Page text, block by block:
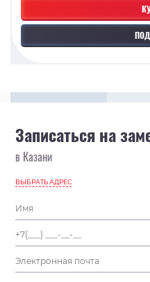
Записаться на
в Казани
ВЫБРАТЬ АДРЕС